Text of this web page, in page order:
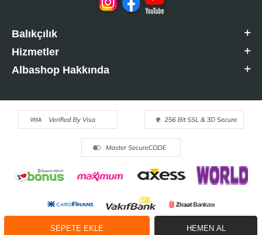
SEPETE EKLE HEMEN AL
Balıkçılık
Hizmetler
Albashop Hakkında